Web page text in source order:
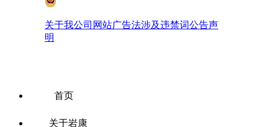
关于我公司网站广告法涉及违禁词公告声
明
首页
关于岩康